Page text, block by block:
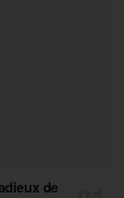
de